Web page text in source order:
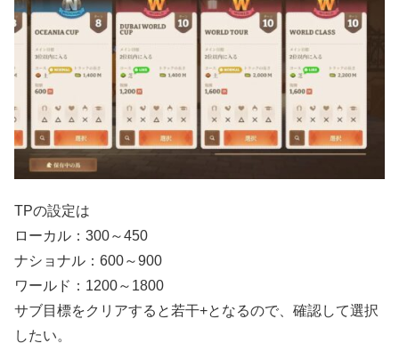
TPの設定は
ローカル：300～450
ナショナル：600～900
ワールド：1200～1800
サブ目標をクリアすると若干+となるので、確認して選択
したい。